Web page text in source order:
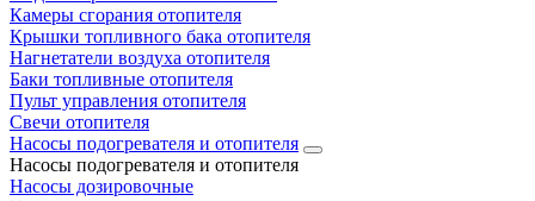
Камеры сгорания отопителя
Крышки топливного бака отопителя
Нагнетатели воздуха отопителя
Баки топливные отопителя
Пульт управления отопителя
Свечи отопителя
Насосы подогревателя и отопителя
Насосы подогревателя и отопителя
Насосы дозировочные